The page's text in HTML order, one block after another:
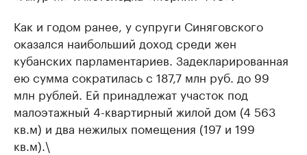
Как и годом ранее, у супруги Синяговского
оказался наибольший доход среди жен
кубанских парламентариев. Задекларированная
ею сумма сократилась с 187,7 млн руб. до 99
млн рублей. Ей принадлежат участок под
малоэтажный 4-квартирный жилой дом (4 563
кв.м) и два нежилых помещения (197 и 199
кв.м).\